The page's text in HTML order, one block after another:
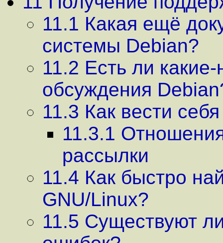
11.1 Какая ещё
системы Debian?
11.2 Есть ли
обсуждения
11.3 Как вести
11.3.1
рассылки
11.4 Как быстро
GNU/Linux?
11.5 Существуют